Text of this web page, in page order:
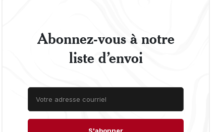
Abonnez-vous à notre
liste d’envoi